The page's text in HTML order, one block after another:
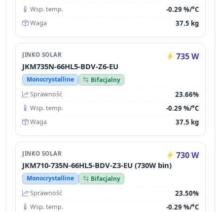
Wsp. temp. -0.29 %/°C
Waga 37.5 kg
JINKO SOLAR 735 W
JKM735N-66HL5-BDV-Z6-EU
Monocrystalline
Bifacjalny
Sprawność
23.66%
Wsp. temp. -0.29 %/°C
Waga 37.5 kg
JINKO SOLAR 730 W
JKM710-735N-66HL5-BDV-Z3-EU (730W bin)
Monocrystalline
Bifacjalny
Sprawność
23.50%
Wsp. temp. -0.29 %/°C